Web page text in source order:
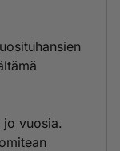
vuosia.